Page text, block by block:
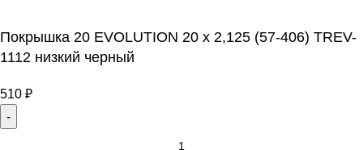
Покрышка 20 EVOLUTION 20 x 2,125 (57-406) TREV-
1112 низкий черный
510 ₽